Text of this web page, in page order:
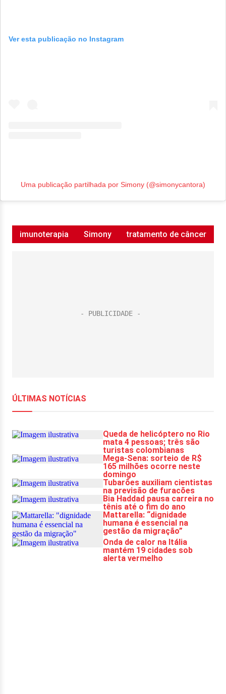
Ver esta publicação no Instagram
Uma publicação partilhada por Simony (@simonycantora)
imunoterapia Simony tratamento de câncer